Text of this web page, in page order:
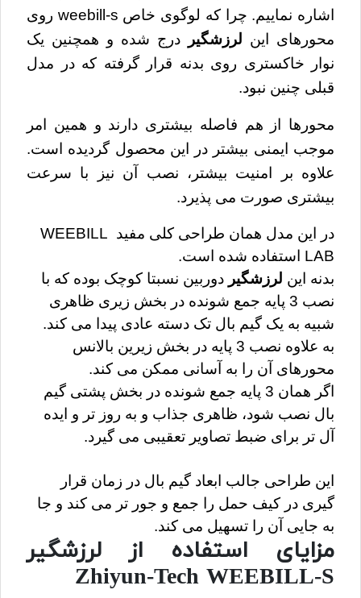
اشاره نماییم. چرا که لوگوی خاص weebill-s روی
محورهای این لرزشگیر
درج شده و همچنین یک
نوار خاکستری روی بدنه قرار گرفته که در مدل
قبلی چنین نبود.
محورها از هم فاصله بیشتری دارند و همین امر
موجب ایمنی بیشتر در این محصول گردیده است.
علاوه بر امنیت بیشتر، نصب آن نیز با سرعت
بیشتری صورت می پذیرد.
در این مدل همان طراحی کلی مفید WEEBILL
LAB استفاده شده است.
بدنه این لرزشگیر
شبیه به یک گیم بال تک دسته عادی پیدا می کند.
محورهای آن را به آسانی ممکن می کند.
آل تر برای ضبط تصاویر تعقیبی می گیرد.
به جایی آن را تسهیل می کند.
مزایای استفاده از لرزشگیر
Zhiyun-Tech WEEBILL-S